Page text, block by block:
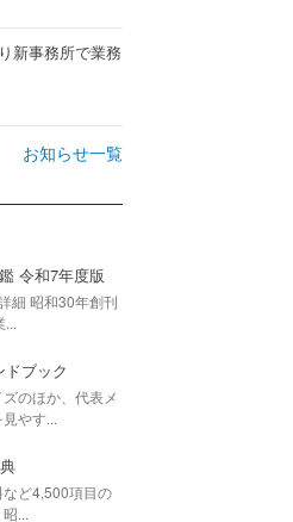
新事務所で業務
お知らせ一覧
令和7年度版
細 昭和30年創刊
...
ブック
のほか、代表メ
やす...
ど4,500項目の
...